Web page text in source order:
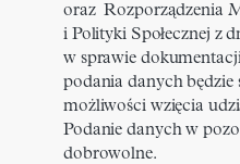
oraz Rozporządzenia
i Polityki Społecznej z
w sprawie
podania danych będzie
możliwości wzięcia
Podanie danych w
dobrowolne.